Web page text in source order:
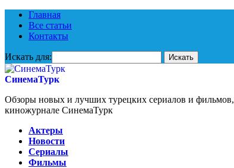
Главная
Все статьи
Контакты
Искать для:
СинемаТурк
Обзоры новых и лучших турецких сериалов и
киножурнале СинемаТурк
Актеры
Новости
Сериалы
Фильмы